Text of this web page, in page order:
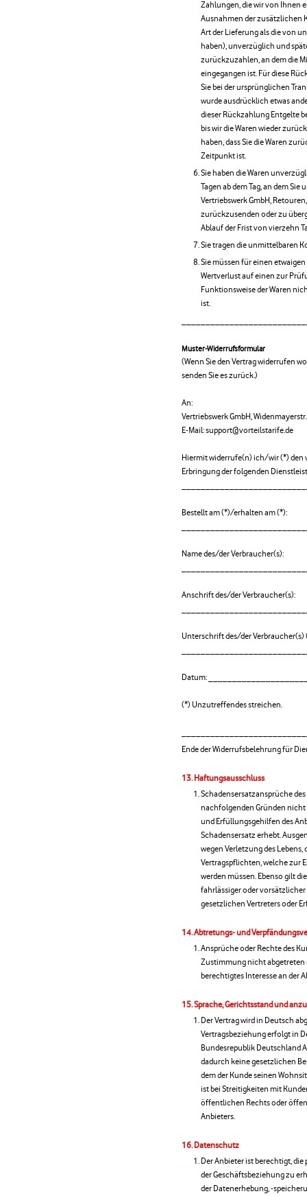
Zahlungen, die wir von Ihnen
Ausnahmen der zusätzlichen
Art der Lieferung als die von
haben), unverzüglich und
zurückzuzahlen, an dem die
eingegangen ist. Für diese
Sie bei der ursprünglichen
wurde ausdrücklich etwas
dieser Rückzahlung Entgelte
bis wir die Waren wieder
haben, dass Sie die Waren
Zeitpunkt ist.
Sie haben die Waren
Tagen ab dem Tag, an dem
Vertriebswerk GmbH,
zurückzusenden oder zu
Ablauf der Frist von vierzehn
Sie tragen die unmittelbaren
Sie müssen für einen
Wertverlust auf einen zur
Funktionsweise der Waren
ist.
Muster-Widerrufsformular
(Wenn Sie den Vertrag widerrufen
senden Sie es zurück.)
An:
Vertriebswerk GmbH,
E-Mail: support@vorteilstarife.de
Hiermit widerrufe(n) ich/wir (*) den
Erbringung der folgenden
Bestellt am (*)/erhalten am (*):
Name des/der Verbraucher(s):
Anschrift des/der Verbraucher(s):
Unterschrift des/der
Datum:
(*) Unzutreffendes streichen.
Ende der Widerrufsbelehrung für
Haftungsausschluss
Schadensersatzansprüche
nachfolgenden Gründen nicht
und Erfüllungsgehilfen des
Schadensersatz erhebt.
wegen Verletzung des
Vertragspflichten, welche zur
werden müssen. Ebenso gilt
fahrlässiger oder
gesetzlichen Vertreters oder
Abtretungs- und
Ansprüche oder Rechte des
Zustimmung nicht abgetreten
berechtigtes Interesse an der
Sprache, Gerichtsstand und
Der Vertrag wird in Deutsch
Vertragsbeziehung erfolgt in
Bundesrepublik Deutschland
dadurch keine gesetzlichen
dem der Kunde seinen
ist bei Streitigkeiten mit
öffentlichen Rechts oder
Anbieters.
Datenschutz
Der Anbieter ist berechtigt,
der Geschäftsbeziehung zu
der Datenerhebung, -